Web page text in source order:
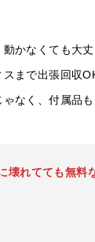
かなくても大丈
まで出張回収
なく、付属品も
壊れてても無